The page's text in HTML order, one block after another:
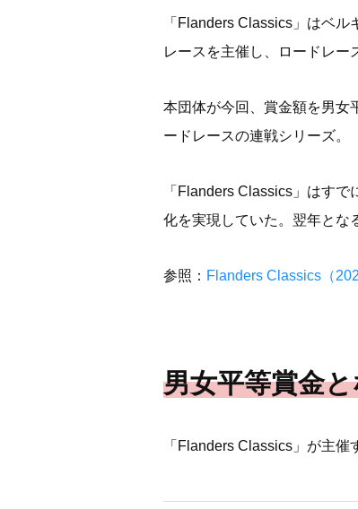
「Flanders Classics」はベ
レースを主催し、ロードレー
本団体が今回、賞金額を男女
ードレースの連戦シリーズ。
「Flanders Classics」はす
化を実現していた。翌年とな
参照： Flanders Classics（
男女平等賞金
「Flanders Classics」が主